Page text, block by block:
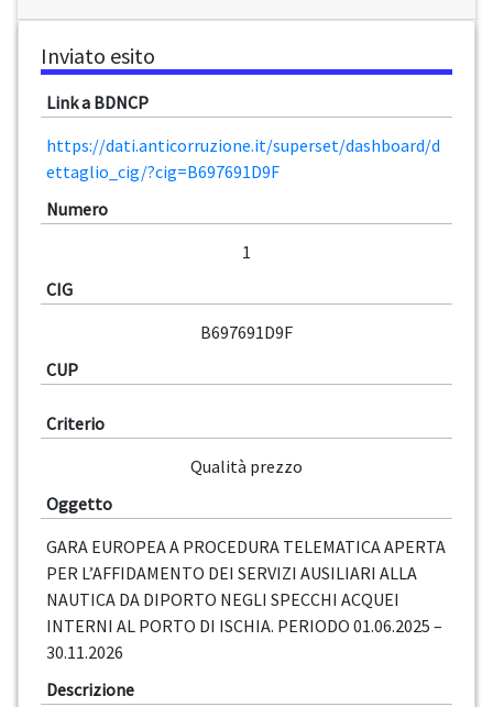
Inviato esito
Link a BDNCP
https://dati.anticorruzione.it/superset/dashboard/d
ettaglio_cig/?cig=B697691D9F
Numero
1
CIG
B697691D9F
CUP
Criterio
Qualità prezzo
Oggetto
GARA EUROPEA A PROCEDURA TELEMATICA APERTA
PER L’AFFIDAMENTO DEI SERVIZI AUSILIARI ALLA
NAUTICA DA DIPORTO NEGLI SPECCHI ACQUEI
INTERNI AL PORTO DI ISCHIA. PERIODO 01.06.2025 –
30.11.2026
Descrizione